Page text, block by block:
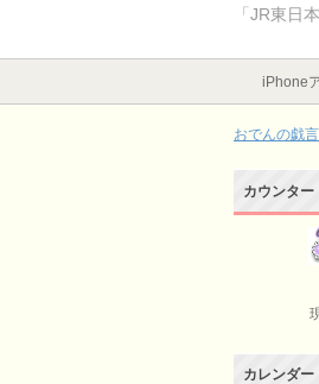
「JR東日
iPhone
おでんの戯
カウンター
カレンダー